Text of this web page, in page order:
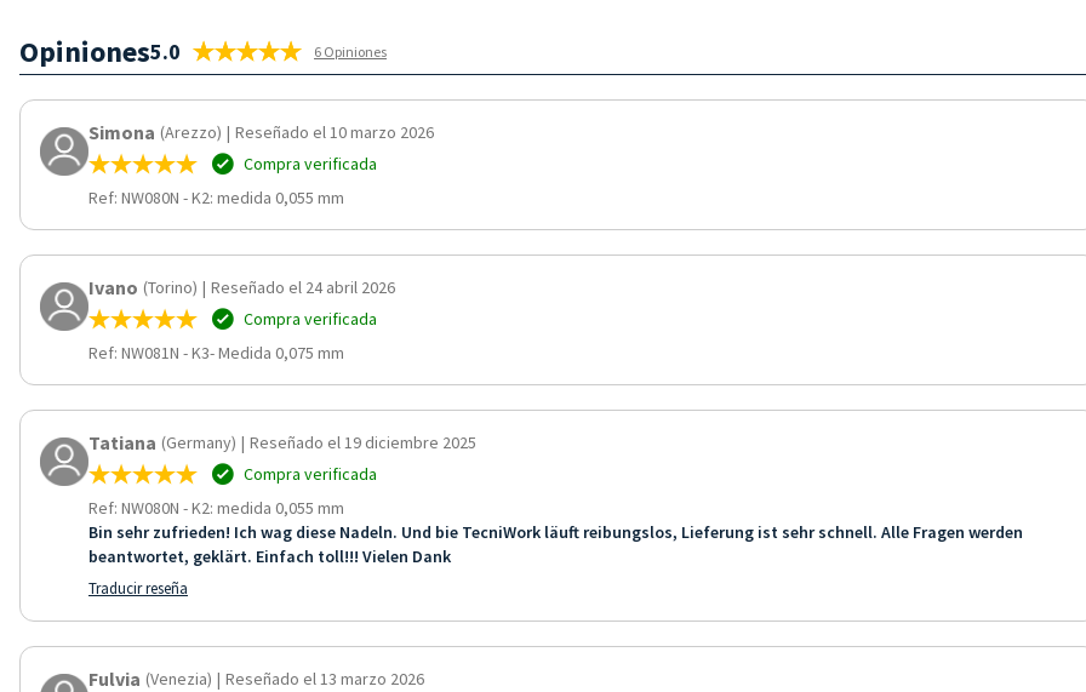
Opiniones5.0 6 Opiniones
Simona (Arezzo) | Reseñado el 10 marzo 2026
Compra verificada
Ref: NW080N -K2: medida 0,055 mm
Ivano (Torino) | Reseñado el 24 abril 2026
Compra verificada
Ref: NW081N -K3- Medida 0,075 mm
Tatiana (Germany) | Reseñado el 19 diciembre 2025
Compra verificada
Ref: NW080N -K2: medida 0,055 mm
Bin sehr zufrieden! Ich wag diese Nadeln. Und bie TecniWork läuft reibungslos, Lieferung ist sehr schnell. Alle Fragen werden
beantwortet, geklärt. Einfach toll!!! Vielen Dank
Traducir reseña
Fulvia (Venezia) | Reseñado el 13 marzo 2026